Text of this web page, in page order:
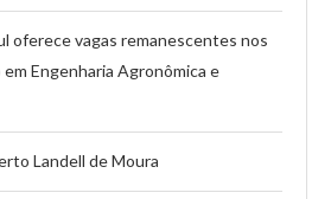
oferece vagas remanescentes nos
Engenharia Agronômica e
Landell de Moura